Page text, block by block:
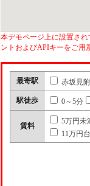
本デモページ上に設置さ
ントおよびAPIキーをご用
最寄駅 赤坂見附
駅徒歩 0～5分
賃料
5万円未
11万円台